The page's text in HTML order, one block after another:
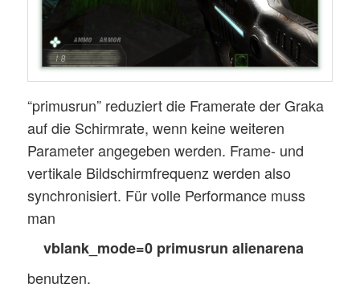
“primusrun” reduziert die Framerate der Graka
auf die Schirmrate, wenn keine weiteren
Parameter angegeben werden. Frame- und
vertikale Bildschirmfrequenz werden also
synchronisiert. Für volle Performance muss
man
vblank_mode=0 primusrun alienarena
benutzen.